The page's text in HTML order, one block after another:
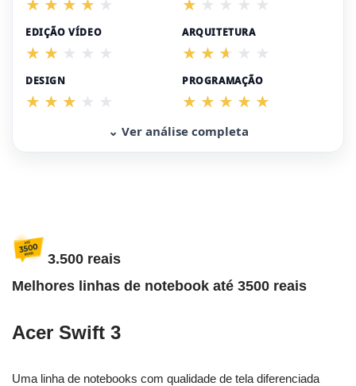
EDIÇÃO VÍDEO ARQUITETURA
DESIGN PROGRAMAÇÃO
⌄ Ver análise completa
3.500 reais
Melhores linhas de notebook até 3500 reais
Acer Swift 3
Uma linha de notebooks com qualidade de tela diferenciada